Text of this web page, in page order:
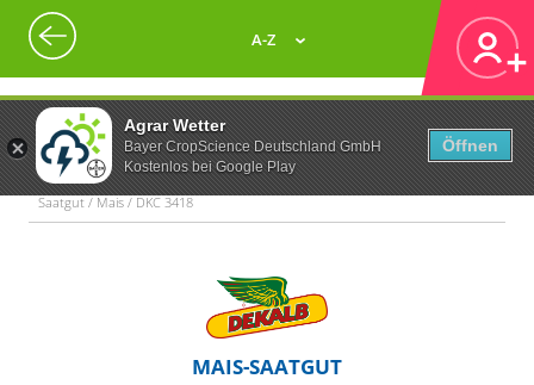
Agrar Wetter
Bayer CropScience Deutschland GmbH
Kostenlos bei Google Play
Öffnen
A-Z
Saatgut / Mais / DKC 3418
MAIS-SAATGUT